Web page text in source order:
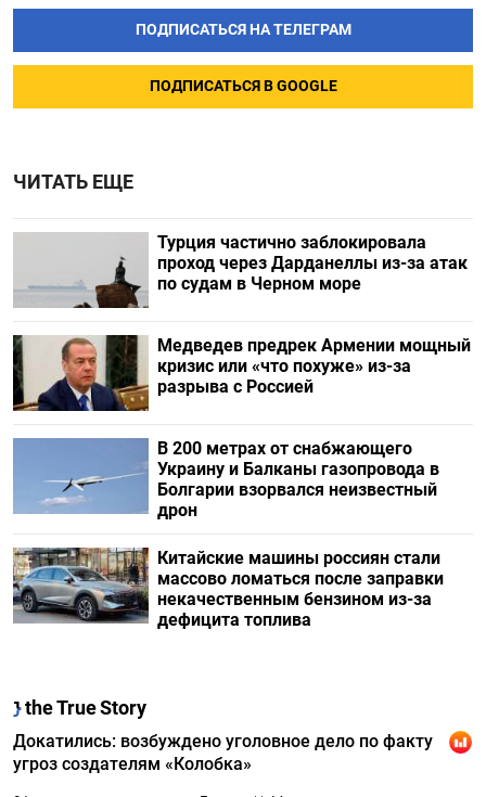
ПОДПИСАТЬСЯ НА ТЕЛЕГРАМ
ПОДПИСАТЬСЯ В GOOGLE
ЧИТАТЬ ЕЩЕ
Турция частично заблокировала
проход через Дарданеллы из-за атак
по судам в Черном море
Медведев предрек Армении мощный
кризис или «что похуже» из-за
разрыва с Россией
В 200 метрах от снабжающего
Украину и Балканы газопровода в
Болгарии взорвался неизвестный
дрон
Китайские машины россиян стали
массово ломаться после заправки
некачественным бензином из-за
дефицита топлива